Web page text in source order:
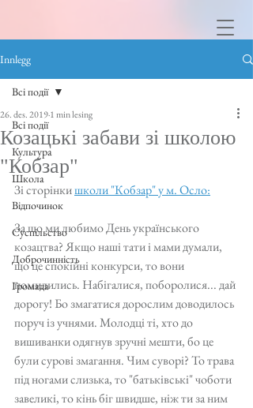
Innlegg
Всі події
Культура
Школа
Відпочинок
Суспільство
Доброчинність
Громада
Всі події
Козацькі забави зі школою
"Кобзар"
26. des. 20191 min lesing
Зі сторінки школи "Кобзар" у м. Осло:
За що ми любимо День українського
козацтва? Якщо наші тати і мами думали,
що це спокійні конкурси, то вони
помилились. Набігалися, поборолися... дай
дорогу! Бо змагатися дорослим доводилось
поруч із учнями. Молодці ті, хто до
вишиванки одягнув зручні мешти, бо це
були сурові змагання. Чим суворі? То трава
під ногами слизька, то "батьківські" чоботи
завеликі, то кінь біг швидше, ніж ти за ним